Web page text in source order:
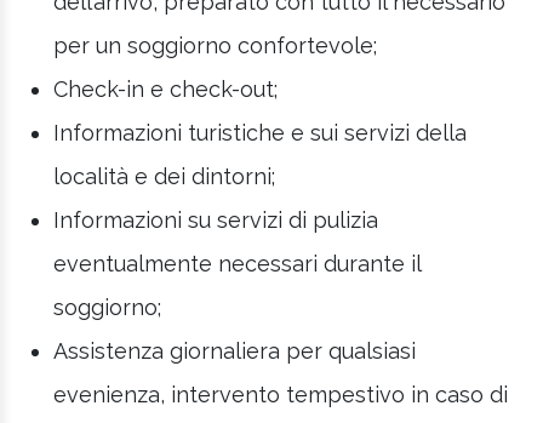
per un soggiorno confortevole;
Check-in e check-out;
Informazioni turistiche e sui servizi della
località e dei dintorni;
Informazioni su servizi di pulizia
eventualmente necessari durante il
soggiorno;
Assistenza giornaliera per qualsiasi
evenienza, intervento tempestivo in caso di